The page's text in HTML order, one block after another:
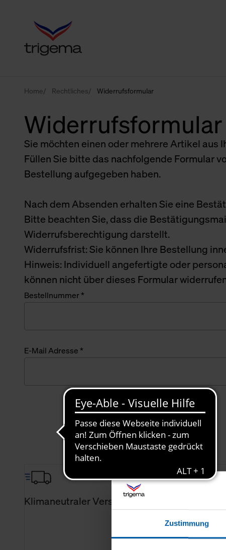
Zustimmung
Home Rechtliches Widerrufsformular
Widerrufsformular
Sie möchten einen oder mehrere Artikel aus
Füllen Sie bitte das nachfolgende Formular
Bestellung aufgegeben haben.
Nach dem Absenden erhalten Sie eine
Bitte beachten Sie, dass die
Widerrufsberechtigung darstellt.
Widerrufsfrist: Sie können Ihre Bestellung
Hinweis: Individuell angefertigte oder
können nicht über dieses Formular
Bestellnummer *
E-Mail Adresse *
Klimaneutraler Versand